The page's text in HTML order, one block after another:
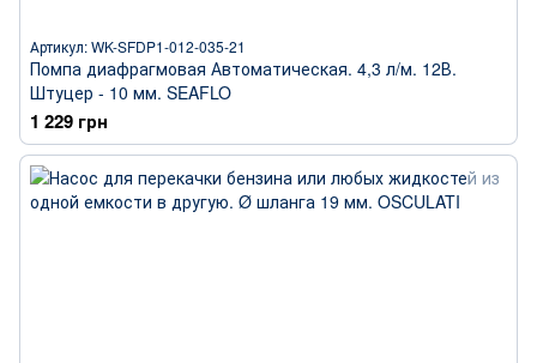
Артикул: WK-SFDP1-012-035-21
Помпа диафрагмовая Автоматическая. 4,3 л/м. 12В.
Штуцер - 10 мм. SEAFLO
1 229 грн